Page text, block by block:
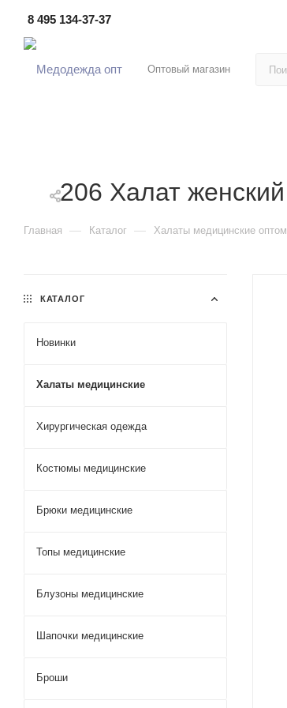
8 495 134-37-37
Оптовый магазин
206 Халат женский
Главная — Каталог — Халаты медицинские оптом
КАТАЛОГ
Новинки
Халаты медицинские
Хирургическая одежда
Костюмы медицинские
Брюки медицинские
Топы медицинские
Блузоны медицинские
Шапочки медицинские
Броши